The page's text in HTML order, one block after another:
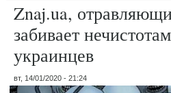
Znaj.ua,
забивает
украинцев
вт, 14/01/2020 - 21:24